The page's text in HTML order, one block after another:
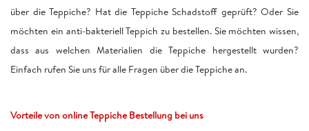
über die Teppiche? Hat die Teppiche Schadstoff geprüft? Oder Sie
möchten ein anti-bakteriell Teppich zu bestellen. Sie möchten wissen,
dass aus welchen Materialien die Teppiche hergestellt wurden?
Einfach rufen Sie uns für alle Fragen über die Teppiche an.
Vorteile von online Teppiche Bestellung bei uns